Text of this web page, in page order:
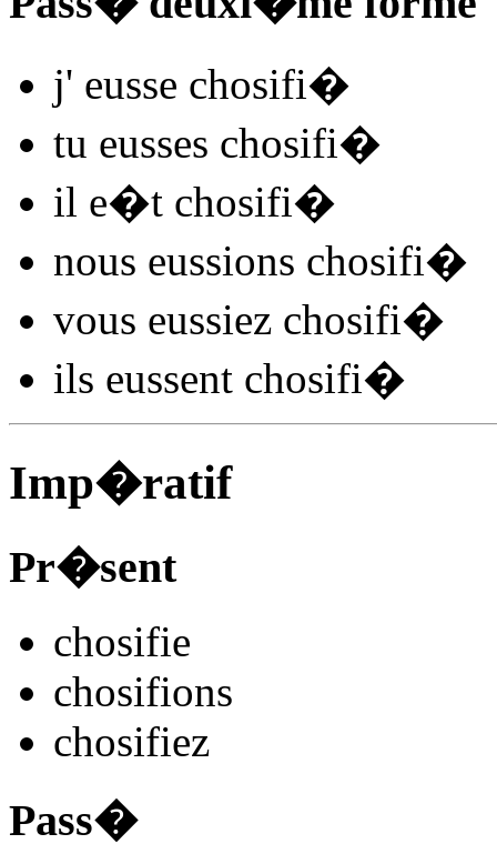
j' eusse chosifi�
tu eusses chosifi�
il e�t chosifi�
nous eussions chosifi�
vous eussiez chosifi�
ils eussent chosifi�
Imp�ratif
Pr�sent
chosifie
chosifions
chosifiez
Pass�